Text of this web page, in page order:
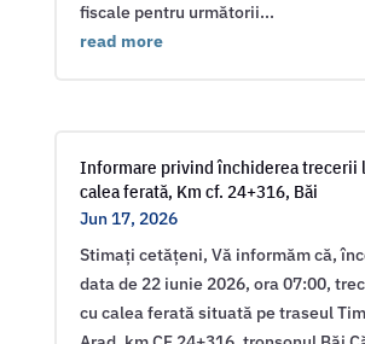
fiscale pentru următorii...
read more
Informare privind închiderea trecerii
calea ferată, Km cf. 24+316, Băi
Jun 17, 2026
Stimați cetățeni, Vă informăm că,
data de 22 iunie 2026, ora 07:00,
cu calea ferată situată pe traseul